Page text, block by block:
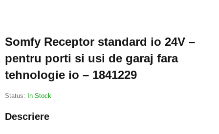
Somfy Receptor standard io 24V –
pentru porti si usi de garaj fara
tehnologie io – 1841229
Status: In Stock
Descriere